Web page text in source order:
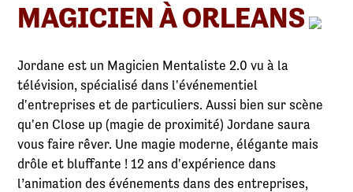
MAGICIEN À ORLEANS
Jordane est un Magicien Mentaliste 2.0 vu à la
télévision, spécialisé dans l'événementiel
d'entreprises et de particuliers. Aussi bien sur scène
qu'en Close up (magie de proximité) Jordane saura
vous faire rêver. Une magie moderne, élégante mais
drôle et bluffante ! 12 ans d'expérience dans
l’animation des événements dans des entreprises,